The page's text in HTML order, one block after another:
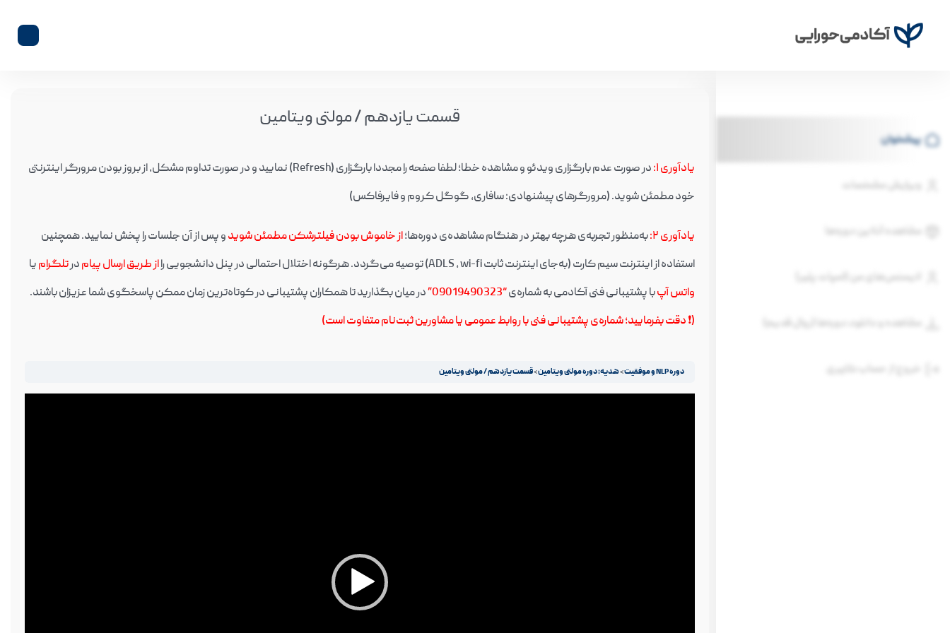
پیشخوان
ویرایش مشخصات
مشاهده آنلاین دوره‌ها
لایسنس‌های من (اسپات پلیر)
مشاهده و دانلود دوره‌ها (روال قدیم)
خروج از حساب کاربری
قسمت یازدهم / مولتی ویتامین
یادآوری ۱ :
در صورت عدم بارگزاری ویدئو و مشاهده خطا؛ لطفا صفحه را مجددا بارگزاری (Refresh) نمایید و در صورت تداوم مشکل، از بروز بودن مرورگر اینترنتی
خود مطمئن شوید. (مرورگرهای پیشنهادی: سافاری، گوگل کروم و فایرفاکس)
یادآوری ۲ :به‌منظور تجربه‌ی هرچه بهتر در هنگام مشاهده‌ی دوره‌ها؛از خاموش بودن فیلترشکن مطمئن شویدو پس از آن جلسات را پخش نمایید. همچنین
استفاده از اینترنت سیم کارت (به‌جای اینترنت ثابت ADLS , wi-fi) توصیه می‌گردد. هرگونه اختلال احتمالی در پنل دانشجویی را
از طریق ارسال پیامدرتلگرامیا
واتس آپبا پشتیبانی فنی آکادمی به شماره‌ی“09019490323”
در میان بگذارید تا همکاران پشتیبانی در کوتاه‌ترین زمان ممکن پاسخگوی شما عزیزان باشند.
(❗️ دقت بفرمایید؛ شماره‌ی پشتیبانی فنی با روابط عمومی یا مشاورین ثبت‌نام متفاوت است)
دوره NLP و موفقیت هدیه: دوره مولتی ویتامین قسمت یازدهم / مولتی ویتامین